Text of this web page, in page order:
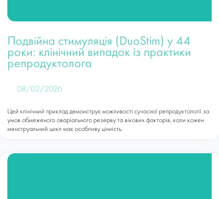
Подвійна стимуляція (DuoStim) у 44
роки: клінічний випадок із практики
репродуктолога
08/02/2026
Цей клінічний приклад демонструє можливості сучасної репродуктології за
умов обмеженого оваріального резерву та вікових факторів, коли кожен
менструальний цикл має особливу цінність.